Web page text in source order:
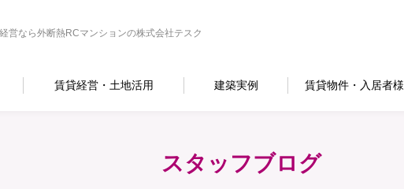
営なら外断熱RCマンションの株式会社テスク
賃貸経営・土地活用 建築実例 賃貸物件・入居者様
スタッフブログ